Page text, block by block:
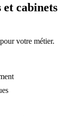
et cabinets
votre métier.